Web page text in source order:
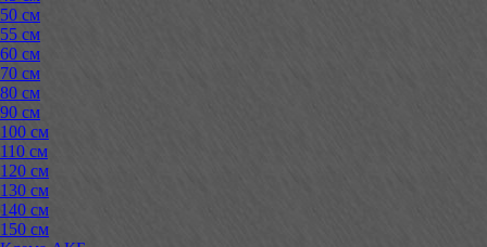
50 см
55 см
60 см
70 см
80 см
90 см
100 см
110 см
120 см
130 см
140 см
150 см